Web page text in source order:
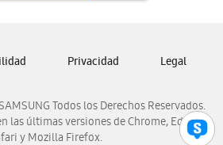
Panamá
Venezuela
Todos los Derechos Reservados.
las últimas versiones de Chrome, Edge,
y Mozilla Firefox.
Privacidad Legal